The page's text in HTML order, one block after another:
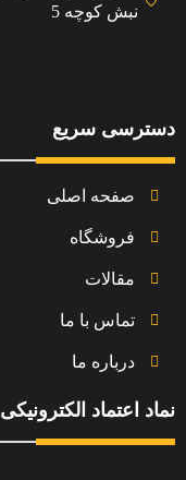
نبش کوچه 5
دسترسی سریع
صفحه اصلی
فروشگاه
مقالات
تماس با ما
درباره ما
نماد اعتماد الکترونیکی